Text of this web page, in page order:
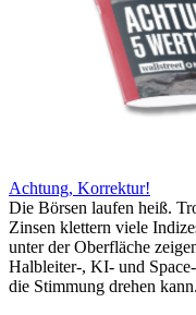
Achtung, Korrektur!
Die Börsen laufen heiß.
Zinsen klettern viele
unter der Oberfläche
Halbleiter-, KI- und
die Stimmung drehen kann.